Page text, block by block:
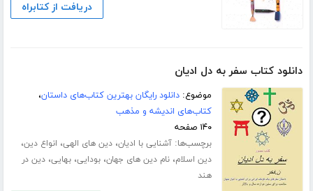
دریافت از کتابراه
دانلود کتاب سفر به دل ادیان
موضوع:دانلود رایگان بهترین کتاب‌های داستان،
کتاب‌های اندیشه و مذهب
۱۴۰ صفحه
برچسب‌ها:آشنایی با ادیان،دین های الهی، انواع دین،
دین اسلام،نام دین های جهان،بودایی،بهایی،دین در
هند